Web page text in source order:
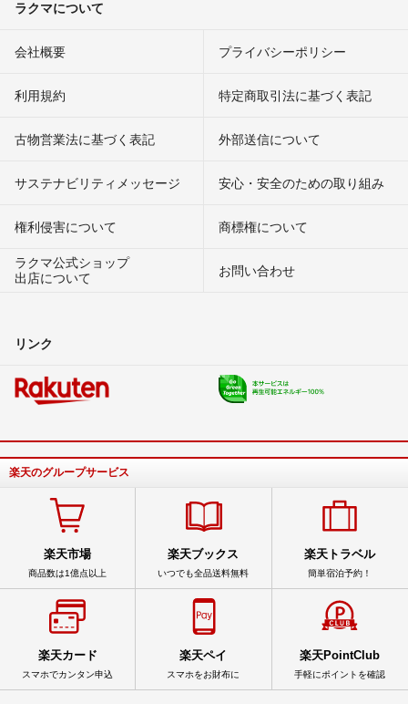
ラクマについて
会社概要 プライバシーポリシー
利用規約 特定商取引法に基づく表記
古物営業法に基づく表記 外部送信について
サステナビリティメッセージ 安心・安全のための取り組み
権利侵害について
商標権について
ラクマ公式ショップ
出店について
お問い合わせ
リンク
楽天のグループサービス
楽天市場
商品数は1億点以上
楽天ブックス
いつでも全品送料無料
楽天トラベル
簡単宿泊予約！
楽天カード
スマホでカンタン申込
楽天ペイ
スマホをお財布に
楽天PointClub
手軽にポイントを確認